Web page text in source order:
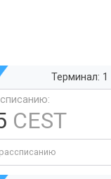
Терминал: 1
CEST